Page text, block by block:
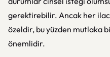
gerektirebilir. Ancak her
özeldir, bu yüzden mutlaka
önemlidir.